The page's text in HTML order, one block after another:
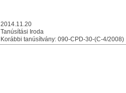
2014.11.20
Tanúsítási Iroda
Korábbi tanúsítvány: 090-CPD-30-(C-4/2008)